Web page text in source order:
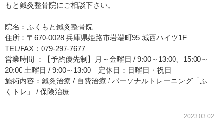
もと鍼灸整骨院にご相談下さい。
院名：ふくもと鍼灸整骨院
住所：〒670-0028 兵庫県姫路市岩端町95 城西ハイツ1F
TEL/FAX：079-297-7677
営業時間 ：【予約優先制】月～金曜日 / 9:00～13:00、15:00～
20:00 土曜日 / 9:00～13:00 定休日：日曜日・祝日
施術内容：鍼灸治療 / 自費治療 / パーソナルトレーニング「ふ
くトレ」 / 保険治療
2023.03.02